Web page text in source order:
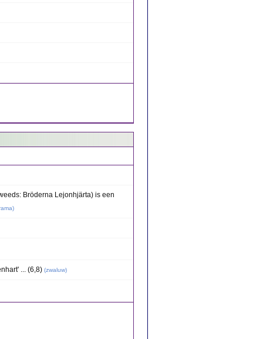
Bröderna Lejonhjärta) is een
)
... (6,8) (zwaluw)